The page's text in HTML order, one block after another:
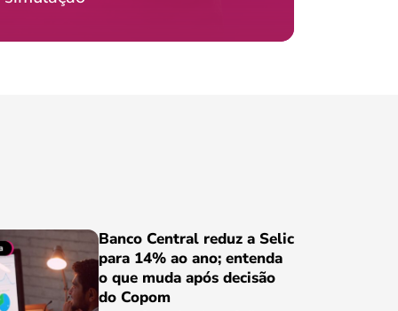
Banco Central reduz a Selic
para 14% ao ano; entenda
o que muda após decisão
do Copom